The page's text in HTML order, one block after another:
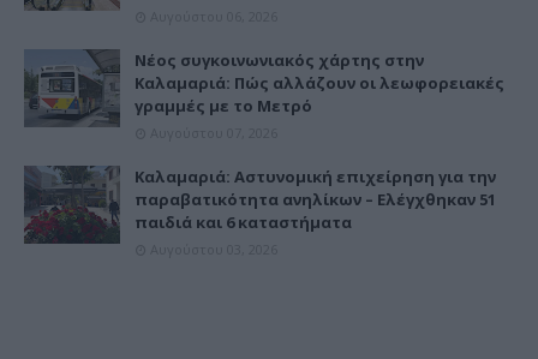
Νέος συγκοινωνιακός χάρτης στην
Καλαμαριά: Πώς αλλάζουν οι λεωφορειακές
γραμμές με το Μετρό
Καλαμαριά: Αστυνομική επιχείρηση για την
παραβατικότητα ανηλίκων – Ελέγχθηκαν 51
παιδιά και 6 καταστήματα